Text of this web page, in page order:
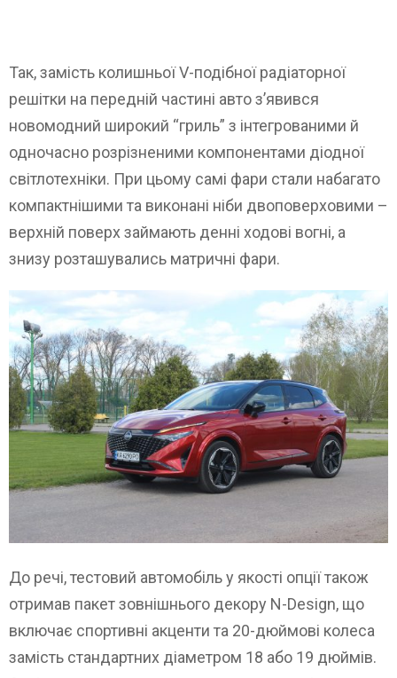
Так, замість колишньої V-подібної радіаторної
решітки на передній частині авто з’явився
новомодний широкий “гриль” з інтегрованими й
одночасно розрізненими компонентами діодної
світлотехніки. При цьому самі фари стали набагато
компактнішими та виконані ніби двоповерховими –
верхній поверх займають денні ходові вогні, а
знизу розташувались матричні фари.
До речі, тестовий автомобіль у якості опції також
отримав пакет зовнішнього декору N-Design, що
включає спортивні акценти та 20-дюймові колеса
замість стандартних діаметром 18 або 19 дюймів.